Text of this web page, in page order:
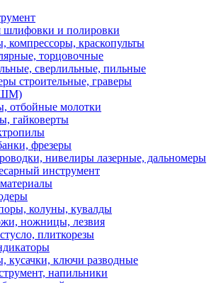
и полировки
краскопульты
торцовочные
сверлильные, пильные
строительные, граверы
отбойные молотки
гайковерты
фрезеры
нивелиры лазерные, дальномеры
инструмент
колуны, кувалды
ножницы, лезвия
плиткорезы
кусачки, ключи разводные
напильники